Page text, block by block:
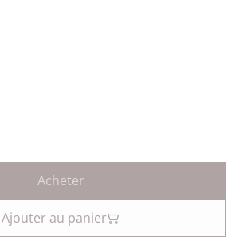
Acheter
Ajouter au panier